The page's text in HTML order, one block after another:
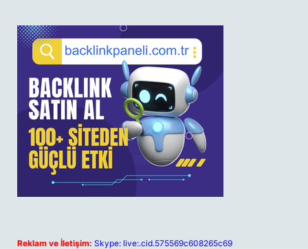
Reklam ve İletişim: Skype: live:.cid.575569c608265c69